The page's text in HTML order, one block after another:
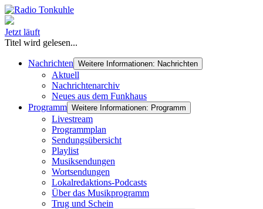
Jetzt läuft
Titel wird gelesen...
Nachrichten Weitere Informationen: Nachrichten
Aktuell
Nachrichtenarchiv
Neues aus dem Funkhaus
Programm Weitere Informationen: Programm
Livestream
Programmplan
Sendungsübersicht
Playlist
Musiksendungen
Wortsendungen
Lokalredaktions-Podcasts
Über das Musikprogramm
Trug und Schein